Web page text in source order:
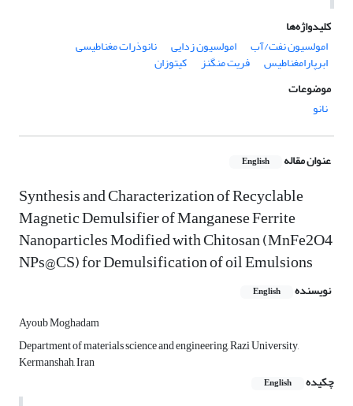
کلیدواژه‌ها
امولسیون نفت/آب
امولسیون زدایی نانوذرات مغناطیسی
ابرپارامغناطیس فریت منگنز
کیتوزان
موضوعات
نانو
عنوان مقاله English
Synthesis and Characterization of Recyclable
Magnetic Demulsifier of Manganese Ferrite
Nanoparticles Modified with Chitosan (MnFe2O4
NPs@CS) for Demulsification of oil Emulsions
نویسنده English
Ayoub Moghadam
Department of materials science and engineering, Razi University,
Kermanshah, Iran
چکیده
English